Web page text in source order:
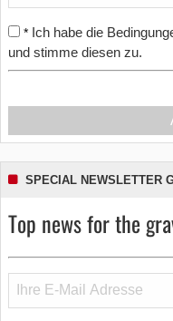
* Ich habe die
und stimme diesen zu.
SPECIAL NEWSLETTER
Top news for the